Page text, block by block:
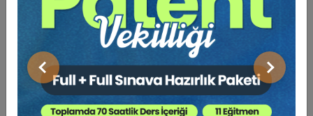
Önceki Sonraki
Limited Şirketler - IV. Ticaret Hukuku Kongresi -
X. Oturum
360 TL Sepete Ekle
Sosyal Medya